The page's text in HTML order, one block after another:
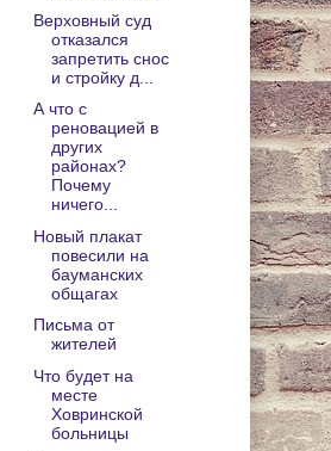
Верховный суд
отказался
запретить снос
и стройку д...
А что с
реновацией в
других
районах?
Почему
ничего...
Новый плакат
повесили на
бауманских
общагах
Письма от
жителей
Что будет на
месте
Ховринской
больницы